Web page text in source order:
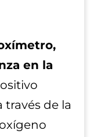
en la
través de la